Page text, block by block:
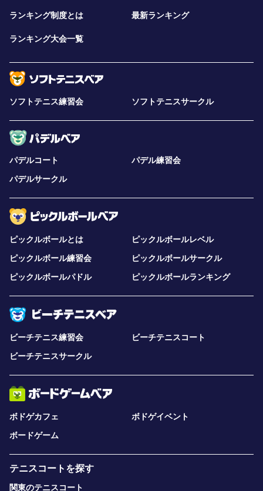
ランキング制度とは 最新ランキング
ランキング大会一覧
ソフトテニス練習会 ソフトテニスサークル
パデルコート
パデル練習会
パデルサークル
ピックルボールとは
ピックルボールレベル
ピックルボール練習会
ピックルボールサークル
ピックルボールパドル
ピックルボールランキング
ビーチテニス練習会
ビーチテニスコート
ビーチテニスサークル
ボドゲカフェ
ボドゲイベント
ボードゲーム
テニスコートを探す
関東のテニスコート